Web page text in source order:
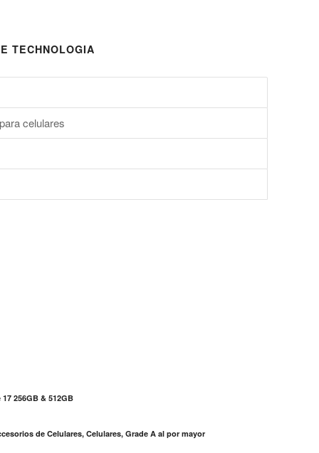
TECHNOLOGIA
celulares
256GB & 512GB
de Celulares, Celulares, Grade A al por mayor